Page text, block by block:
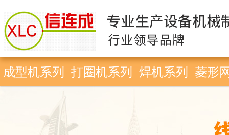
成型机系列 打圈机系列 焊机系列 菱形